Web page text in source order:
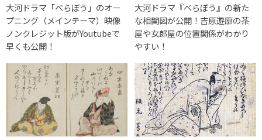
大河ドラマ「べらぼう」のオー
プニング（メインテーマ）映像
ノンクレジット版がYoutubeで
早くも公開！
大河ドラマ『べらぼう』の新た
な相関図が公開！吉原遊廓の茶
屋や女郎屋の位置関係がわかり
やすい！